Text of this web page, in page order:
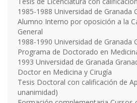
1985-1988 Universidad de Granada
Alumno Interno por oposición a la
General
1988-1990 Universidad de Granada
Programa de Doctorado en
1993 Universidad de Granada
Doctor en Medicina y Cirugía
Tesis Doctoral con calificación de
unanimidad)